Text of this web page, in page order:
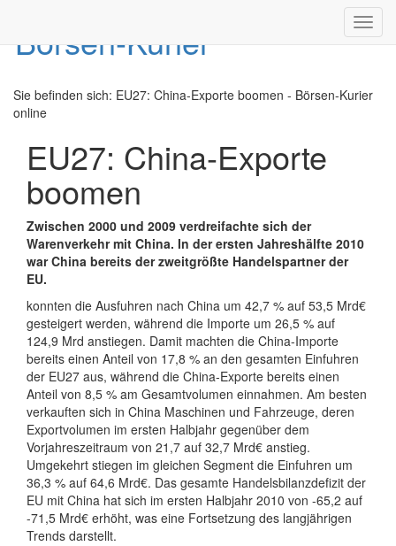
Sie befinden sich: EU27: China-Exporte boomen - Börsen-Kurier
online
EU27: China-Exporte
boomen
Zwischen 2000 und 2009 verdreifachte sich der
Warenverkehr mit China. In der ersten Jahreshälfte 2010
war China bereits der zweitgrößte Handelspartner der
EU.
konnten die Ausfuhren nach China um 42,7 % auf 53,5 Mrd€
gesteigert werden, während die Importe um 26,5 % auf
124,9 Mrd anstiegen. Damit machten die China-Importe
bereits einen Anteil von 17,8 % an den gesamten Einfuhren
der EU27 aus, während die China-Exporte bereits einen
Anteil von 8,5 % am Gesamtvolumen einnahmen. Am besten
verkauften sich in China Maschinen und Fahrzeuge, deren
Exportvolumen im ersten Halbjahr gegenüber dem
Vorjahreszeitraum von 21,7 auf 32,7 Mrd€ anstieg.
Umgekehrt stiegen im gleichen Segment die Einfuhren um
36,3 % auf 64,6 Mrd€. Das gesamte Handelsbilanzdefizit der
EU mit China hat sich im ersten Halbjahr 2010 von -65,2 auf
-71,5 Mrd€ erhöht, was eine Fortsetzung des langjährigen
Trends darstellt.